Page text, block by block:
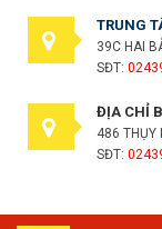
TRUNG
39C HAI
SĐT:
ĐỊA CHỈ
486 THỤY
SĐT: